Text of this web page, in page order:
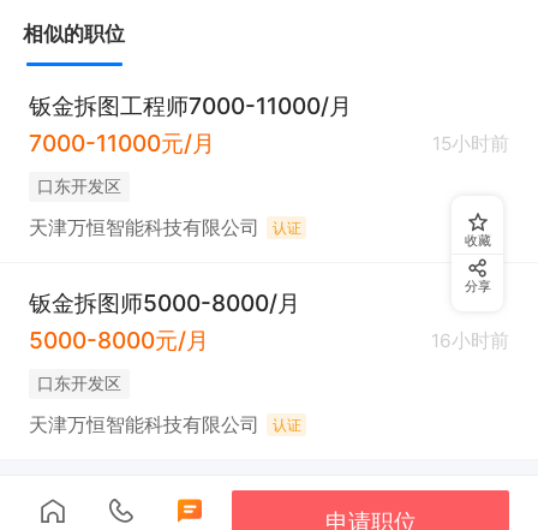
工资7000-11000元；五险；免费工作餐。
相似的职位
钣金拆图工程师7000-11000/月
7000-11000元/月
15小时前
口东开发区
天津万恒智能科技有限公司 认证
钣金拆图师5000-8000/月
5000-8000元/月
16小时前
口东开发区
天津万恒智能科技有限公司 认证
收藏
分享
申请职位